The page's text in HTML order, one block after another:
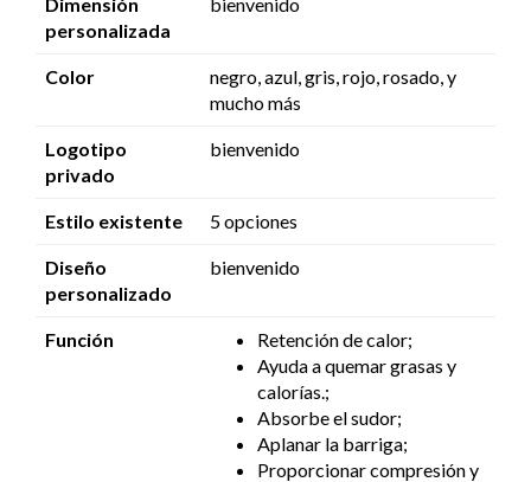
personalizada
Color
negro, azul, gris, rojo, rosado, y
mucho más
Logotipo
privado
bienvenido
Estilo existente 5 opciones
Diseño
personalizado
bienvenido
Función
Retención de calor;
Ayuda a quemar grasas y
calorías.;
Absorbe el sudor;
Aplanar la barriga;
Proporcionar compresión y